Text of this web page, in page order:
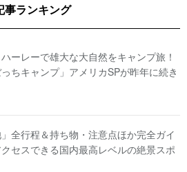
事ランキング
ハーレーで雄大な大自然をキャンプ旅！
っちキャンプ」アメリカSPが昨年に続き
全行程＆持ち物・注意点ほか完全ガイ
クセスできる国内最高レベルの絶景スポ